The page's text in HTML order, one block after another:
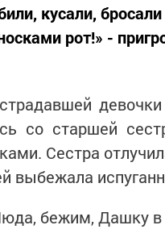
кусали,
рот!» -
со старшей
Сестра
выбежала
бежим, Дашку в